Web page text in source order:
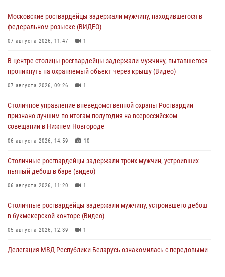
Московские росгвардейцы задержали мужчину, находившегося в
федеральном розыске (ВИДЕО)
07 августа 2026, 11:47 1
В центре столицы росгвардейцы задержали мужчину, пытавшегося
проникнуть на охраняемый объект через крышу (Видео)
07 августа 2026, 09:26 1
Столичное управление вневедомственной охраны Росгвардии
признано лучшим по итогам полугодия на всероссийском
совещании в Нижнем Новгороде
06 августа 2026, 14:59 10
Столичные росгвардейцы задержали троих мужчин, устроивших
пьяный дебош в баре (видео)
06 августа 2026, 11:20 1
Столичные росгвардейцы задержали мужчину, устроившего дебош
в букмекерской конторе (Видео)
05 августа 2026, 12:39 1
Делегация МВД Республики Беларусь ознакомилась с передовыми